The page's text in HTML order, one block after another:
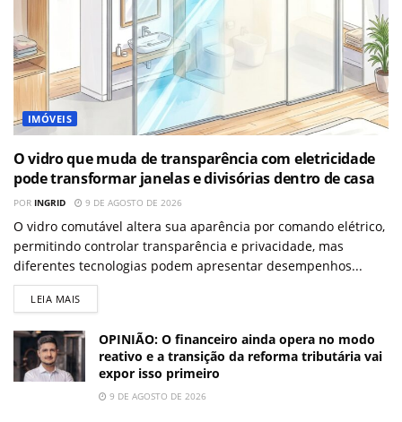
IMÓVEIS
O vidro que muda de transparência com eletricidade
pode transformar janelas e divisórias dentro de casa
POR INGRID 9 DE AGOSTO DE 2026
O vidro comutável altera sua aparência por comando elétrico,
permitindo controlar transparência e privacidade, mas
diferentes tecnologias podem apresentar desempenhos...
LEIA MAIS
OPINIÃO: O financeiro ainda opera no modo
reativo e a transição da reforma tributária vai
expor isso primeiro
9 DE AGOSTO DE 2026